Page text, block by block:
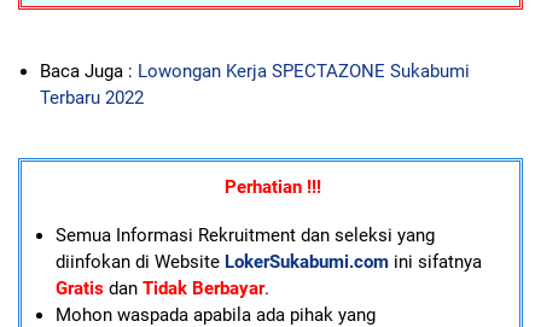
Baca Juga : Lowongan Kerja SPECTAZONE Sukabumi
Terbaru 2022
Perhatian !!!
Semua Informasi Rekruitment dan seleksi yang
diinfokan di Website LokerSukabumi.comini sifatnya
Gratisdan Tidak Berbayar.
Mohon waspada apabila ada pihak yang